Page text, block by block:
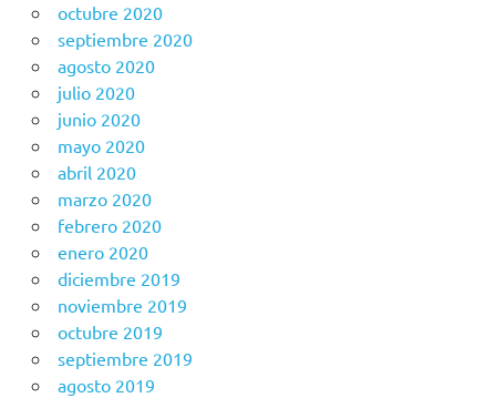
octubre 2020
septiembre 2020
agosto 2020
julio 2020
junio 2020
mayo 2020
abril 2020
marzo 2020
febrero 2020
enero 2020
diciembre 2019
noviembre 2019
octubre 2019
septiembre 2019
agosto 2019